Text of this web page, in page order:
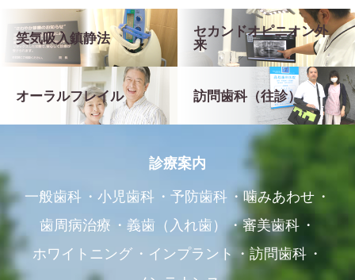
笑気吸入鎮静法
セカンドオピニオン外
来
オーラルフレイル 訪問歯科（往診）
診療案内
一般歯科 小児歯科 予防歯科
噛みあわせ
歯周病治療
義歯（入れ歯）
審美歯科
ホワイトニング
インプラント
訪問歯科